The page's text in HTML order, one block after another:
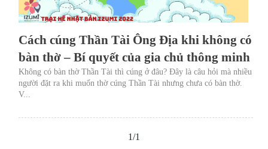
Cách cúng Thần Tài Ông Địa khi không có
bàn thờ – Bí quyết của gia chủ thông minh
Không có bàn thờ Thần Tài thì cúng ở đâu? Đây là câu hỏi mà nhiều
người đặt ra khi muốn thờ cúng Thần Tài nhưng chưa có bàn thờ.
V...
1/1